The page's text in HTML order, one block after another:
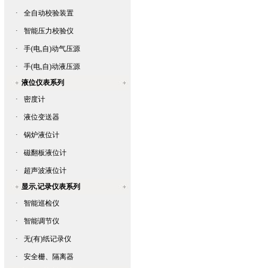
· 全自动校验装置
· 智能压力校验仪
· 手(电,自)动气压源
·
手(电,自)动液压源
液位仪表系列
·
密度计
· 液位变送器
· 锅炉液位计
· 磁翻板液位计
·
超声波液位计
显示,记录仪表系列
·
智能巡检仪
· 智能调节仪
· 无(有)纸记录仪
·
安全栅、隔离器